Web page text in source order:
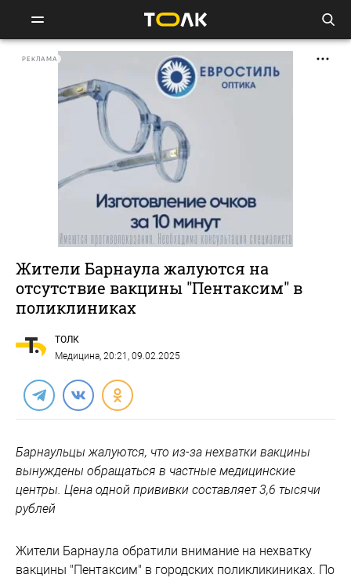
РЕКЛАМА
Жители Барнаула жалуются на
отсутствие вакцины "Пентаксим" в
поликлиниках
ТОЛК
Медицина, 20:21, 09.02.2025
Барнаульцы жалуются, что из-за нехватки вакцины
вынуждены обращаться в частные медицинские
центры. Цена одной прививки составляет 3,6 тысячи
рублей
Жители Барнаула обратили внимание на нехватку
вакцины "Пентаксим" в городских поликликиниках. По